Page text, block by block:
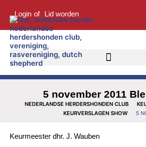
Login of Lid worden
5 november 2011
NEDERLANDSE HERDERSHONDEN CLUB
KEURVERSLAGEN SHOW
5
Keurmeester dhr. J. Wauben